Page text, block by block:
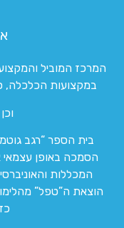
במקצועות הכלכלה,
בית הספר “רגב
הסמכה באופן עצמאי
המכללות
הוצאת ה”טפל”